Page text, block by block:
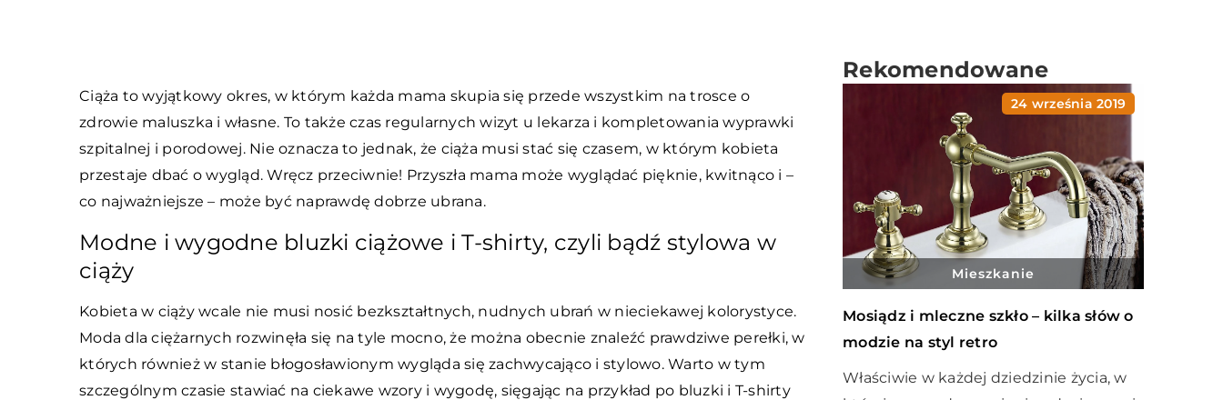
Ciąża to wyjątkowy okres, w którym każda mama skupia się przede wszystkim na trosce o
zdrowie maluszka i własne. To także czas regularnych wizyt u lekarza i kompletowania wyprawki
szpitalnej i porodowej. Nie oznacza to jednak, że ciąża musi stać się czasem, w którym kobieta
przestaje dbać o wygląd. Wręcz przeciwnie! Przyszła mama może wyglądać pięknie, kwitnąco i –
co najważniejsze – może być naprawdę dobrze ubrana.
Modne i wygodne bluzki ciążowe i T-shirty, czyli bądź stylowa w
ciąży
Kobieta w ciąży wcale nie musi nosić bezkształtnych, nudnych ubrań w nieciekawej kolorystyce.
Moda dla ciężarnych rozwinęła się na tyle mocno, że można obecnie znaleźć prawdziwe perełki, w
których również w stanie błogosławionym wygląda się zachwycająco i stylowo. Warto w tym
szczególnym czasie stawiać na ciekawe wzory i wygodę, sięgając na przykład po bluzki i T-shirty
Rekomendowane
24 września 2019
Mieszkanie
Mosiądz i mleczne szkło – kilka słów o
modzie na styl retro
Właściwie w każdej dziedzinie życia, w